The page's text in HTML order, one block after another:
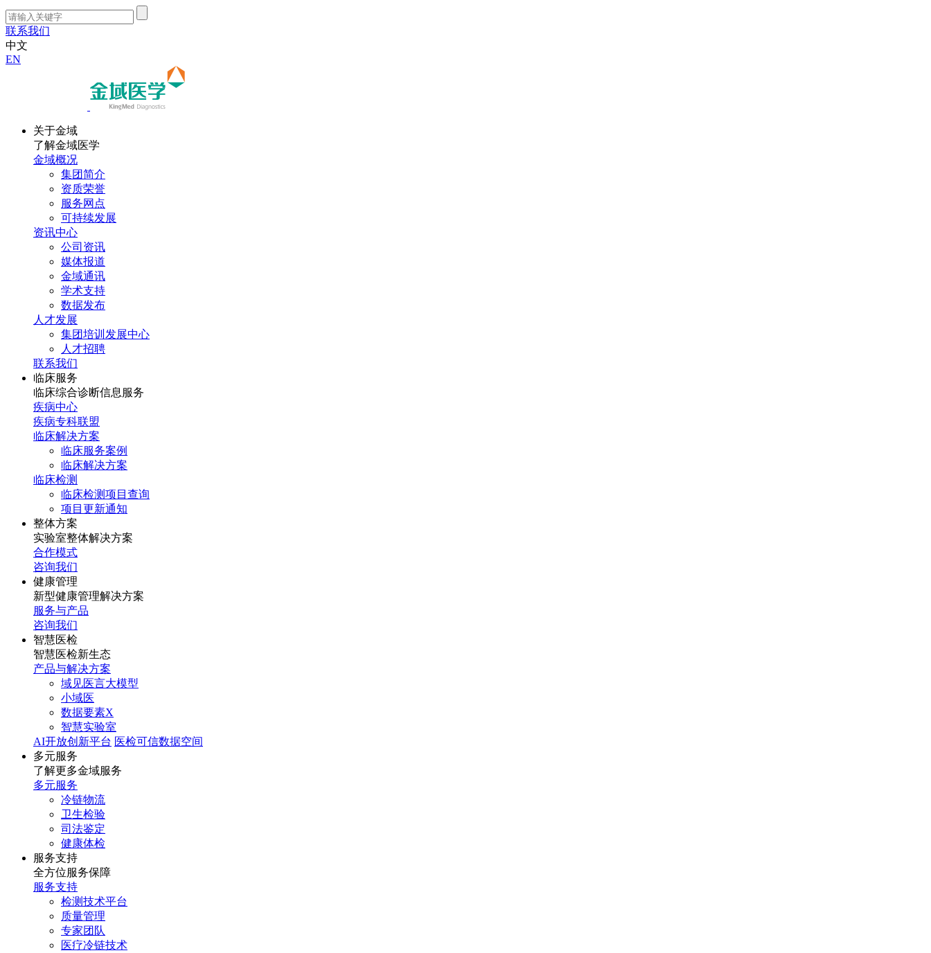
联系我们
中文
EN
关于金域
了解金域医学
金域概况
集团简介
资质荣誉
服务网点
可持续发展
资讯中心
公司资讯
媒体报道
金域通讯
学术支持
数据发布
人才发展
集团培训发展中心
人才招聘
联系我们
临床服务
临床综合诊断信息服务
疾病中心
疾病专科联盟
临床解决方案
临床服务案例
临床解决方案
临床检测
临床检测项目查询
项目更新通知
整体方案
实验室整体解决方案
合作模式
咨询我们
健康管理
新型健康管理解决方案
服务与产品
咨询我们
智慧医检
智慧医检新生态
产品与解决方案
域见医言大模型
小域医
数据要素X
智慧实验室
AI开放创新平台 医检可信数据空间
多元服务
了解更多金域服务
多元服务
冷链物流
卫生检验
司法鉴定
健康体检
服务支持
全方位服务保障
服务支持
检测技术平台
质量管理
专家团队
医疗冷链技术